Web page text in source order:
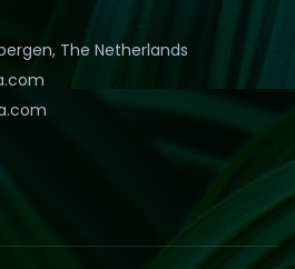
The Netherlands